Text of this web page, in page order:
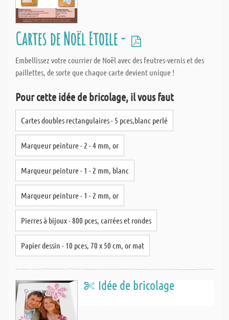
Cartes de Noël Etoile -
Embellissez votre courrier de Noël avec des feutres-vernis et des
paillettes, de sorte que chaque carte devient unique !
Pour cette idée de bricolage, il vous faut
Cartes doubles rectangulaires - 5 pces,blanc perlé
Marqueur peinture - 2 - 4 mm, or
Marqueur peinture - 1 - 2 mm, blanc
Marqueur peinture - 1 - 2 mm, or
Pierres à bijoux - 800 pces, carrées et rondes
Papier dessin - 10 pces, 70 x 50 cm, or mat
Idée de bricolage